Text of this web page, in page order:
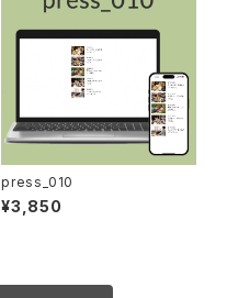
press_010
¥3,850